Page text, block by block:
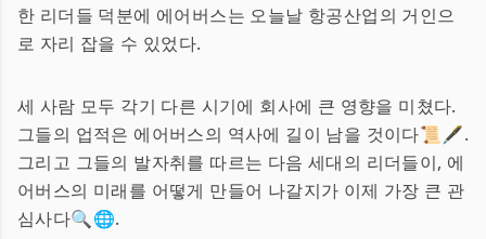
한 리더들 덕분에 에어버스는 오늘날 항공산업의 거인으
로 자리 잡을 수 있었다.
세 사람 모두 각기 다른 시기에 회사에 큰 영향을 미쳤다.
그들의 업적은 에어버스의 역사에 길이 남을 것이다📜🖋.
그리고 그들의 발자취를 따르는 다음 세대의 리더들이, 에
어버스의 미래를 어떻게 만들어 나갈지가 이제 가장 큰 관
심사다🔍🌐.